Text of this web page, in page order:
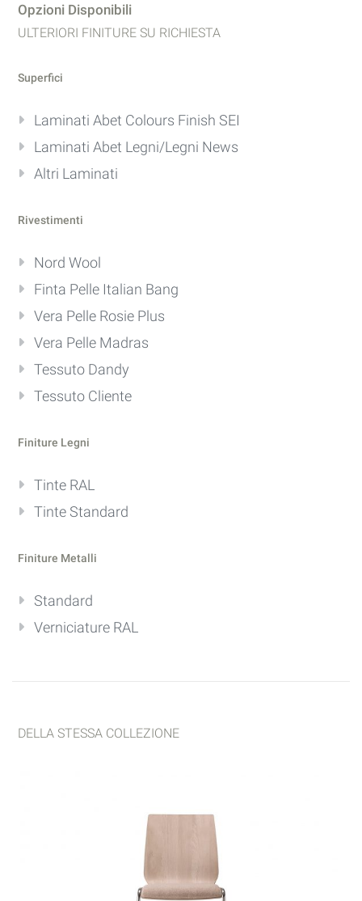
Opzioni Disponibili
ULTERIORI FINITURE SU RICHIESTA
Superfici
Laminati Abet Colours Finish SEI
Laminati Abet Legni/Legni News
Altri Laminati
Rivestimenti
Nord Wool
Finta Pelle Italian Bang
Vera Pelle Rosie Plus
Vera Pelle Madras
Tessuto Dandy
Tessuto Cliente
Finiture Legni
Tinte RAL
Tinte Standard
Finiture Metalli
Standard
Verniciature RAL
DELLA STESSA COLLEZIONE